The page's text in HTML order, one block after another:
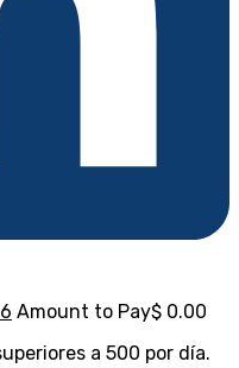
Amount to Pay$ 0.00
a 500 por día.